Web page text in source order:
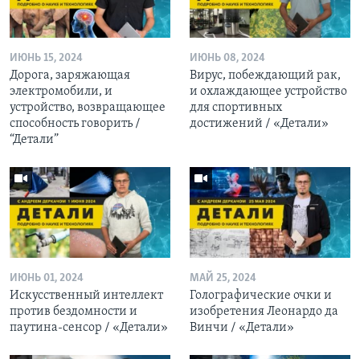
ИЮНЬ 15, 2024
Дорога, заряжающая
электромобили, и
устройство, возвращающее
способность говорить /
“Детали”
ИЮНЬ 08, 2024
Вирус, побеждающий рак,
и охлаждающее устройство
для спортивных
достижений / «Детали»
ИЮНЬ 01, 2024
Искусственный интеллект
против бездомности и
паутина-сенсор / «Детали»
МАЙ 25, 2024
Голографические очки и
изобретения Леонардо да
Винчи / «Детали»